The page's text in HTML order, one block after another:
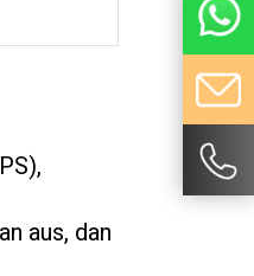
aus, dan